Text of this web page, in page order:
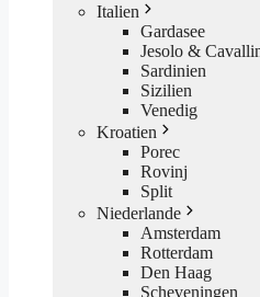
Italien
Gardasee
Jesolo &
Sardinien
Sizilien
Venedig
Kroatien
Porec
Rovinj
Split
Niederlande
Amsterdam
Rotterdam
Den Haag
Scheveningen